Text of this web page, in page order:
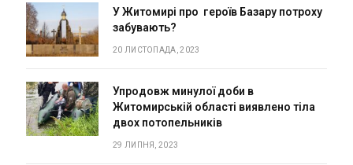
У Житомирі про героїв Базару потроху
забувають?
20 ЛИСТОПАДА, 2023
Упродовж минулої доби в
Житомирській області виявлено тіла
двох потопельників
29 ЛИПНЯ, 2023